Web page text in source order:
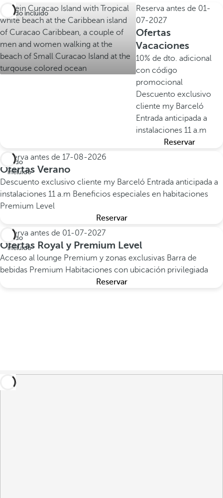
Todo incluido
Reserva antes de 01-
07-2027
Ofertas
Vacaciones
10% de dto. adicional
con código
promocional
Descuento exclusivo
cliente my Barceló
Entrada anticipada a
instalaciones 11 a.m
Reservar
Todo
incluido
Reserva antes de 17-08-2026
Ofertas Verano
Descuento exclusivo cliente my Barceló Entrada anticipada a
instalaciones 11 a.m Beneficios especiales en habitaciones
Premium Level
Reservar
Todo
incluido
Reserva antes de 01-07-2027
Ofertas Royal y Premium Level
Acceso al lounge Premium y zonas exclusivas Barra de
bebidas Premium Habitaciones con ubicación privilegiada
Reservar